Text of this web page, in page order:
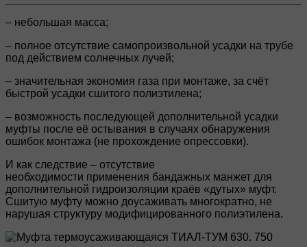
– небольшая масса;
– полное отсутствие самопроизвольной усадки на трубе
под действием солнечных лучей;
– значительная экономия газа при монтаже, за счёт
быстрой усадки сшитого полиэтилена;
– возможность последующей дополнительной усадки
муфты после её остывания в случаях обнаружения
ошибок монтажа (не прохождение опрессовки).
И как следствие – отсутствие
необходимости применения бандажных манжет для
дополнительной гидроизоляции краёв «дутых» муфт.
Сшитую муфту можно доусаживать многократно, не
нарушая структуру модифицированного полиэтилена.